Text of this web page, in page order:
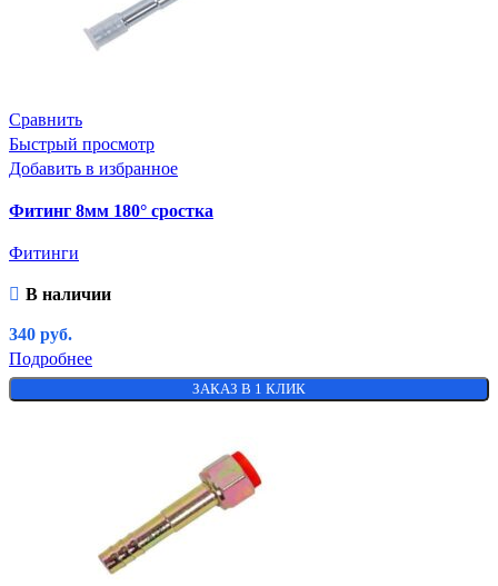
Сравнить
Быстрый просмотр
Добавить в избранное
Фитинг 8мм 180° сростка
Фитинги
В наличии
340 руб.
Подробнее
ЗАКАЗ В 1 КЛИК